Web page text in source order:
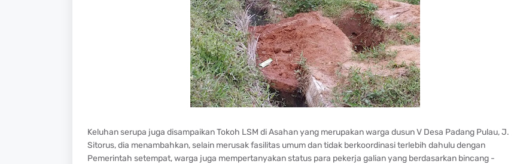
Keluhan serupa juga disampaikan Tokoh LSM di Asahan yang merupakan warga dusun V Desa Padang Pulau, J.
Sitorus, dia menambahkan, selain merusak fasilitas umum dan tidak berkoordinasi terlebih dahulu dengan
Pemerintah setempat, warga juga mempertanyakan status para pekerja galian yang berdasarkan bincang -